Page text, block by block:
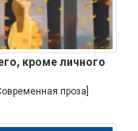
кроме личного
проза]